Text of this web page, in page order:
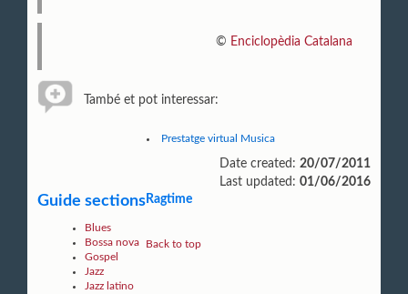
© Enciclopèdia Catalana
També et pot interessar:
Prestatge virtual Musica
Date created: 20/07/2011
Last updated: 01/06/2016
Guide sections
Blues
Bossa nova
Gospel
Jazz
Jazz latino
Ragtime
Back to top